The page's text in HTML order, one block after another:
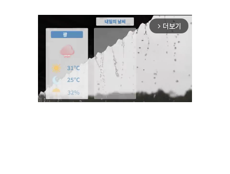
arrow_forward_ios 더보기